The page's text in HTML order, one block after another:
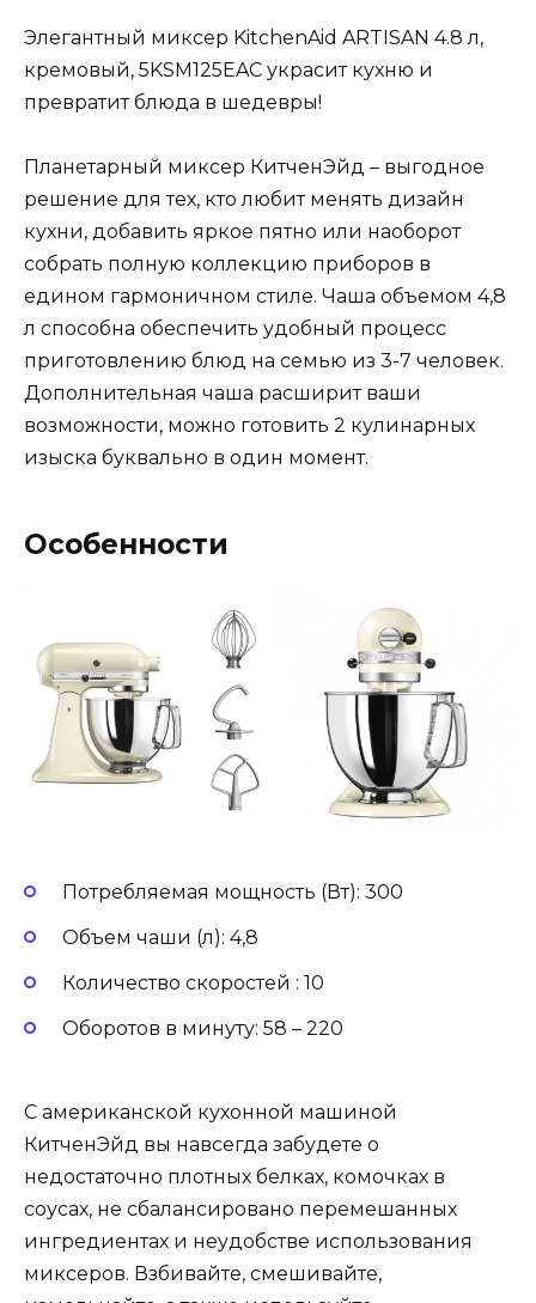
Элегантный миксер KitchenAid ARTISAN 4.8 л,
кремовый, 5KSM125EAC украсит кухню и
превратит блюда в шедевры!
Планетарный миксер КитченЭйд – выгодное
решение для тех, кто любит менять дизайн
кухни, добавить яркое пятно или наоборот
собрать полную коллекцию приборов в
едином гармоничном стиле. Чаша объемом 4,8
л способна обеспечить удобный процесс
приготовлению блюд на семью из 3-7 человек.
Дополнительная чаша расширит ваши
возможности, можно готовить 2 кулинарных
изыска буквально в один момент.
Особенности
Потребляемая мощность (Вт): 300
Объем чаши (л): 4,8
Количество скоростей : 10
Оборотов в минуту: 58 – 220
С американской кухонной машиной
КитченЭйд вы навсегда забудете о
недостаточно плотных белках, комочках в
соусах, не сбалансировано перемешанных
ингредиентах и неудобстве использования
миксеров. Взбивайте, смешивайте,